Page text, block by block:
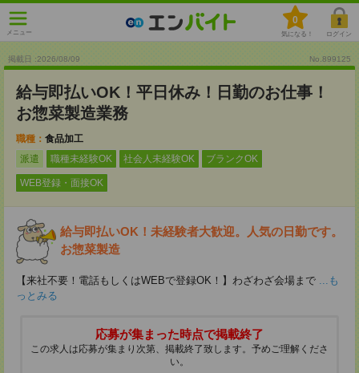
メニュー
0
気になる！ ログイン
掲載日 :2026/08/09 No.899125
給与即払いOK！平日休み！日勤のお仕事！
お惣菜製造業務
職種： 食品加工
派遣
職種未経験OK 社会人未経験OK ブランクOK
WEB登録・面接OK
給与即払いOK！未経験者大歓迎。人気の日勤です。
お惣菜製造
【来社不要！電話もしくはWEBで登録OK！】わざわざ会場まで ...も
っとみる
応募が集まった時点で掲載終了
この求人は応募が集まり次第、掲載終了致します。予めご理解くださ
い。